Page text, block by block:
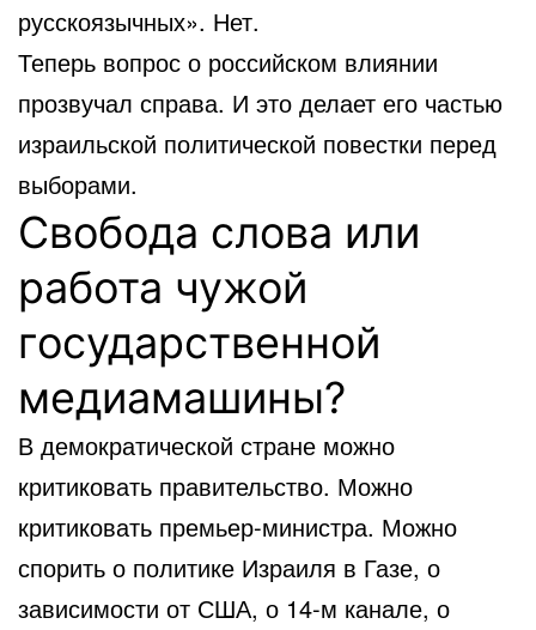
русскоязычных». Нет.
Теперь вопрос о российском влиянии
прозвучал справа. И это делает его частью
израильской политической повестки перед
выборами.
Свобода слова или
работа чужой
государственной
медиамашины?
В демократической стране можно
критиковать правительство. Можно
критиковать премьер-министра. Можно
спорить о политике Израиля в Газе, о
зависимости от США, о 14-м канале, о